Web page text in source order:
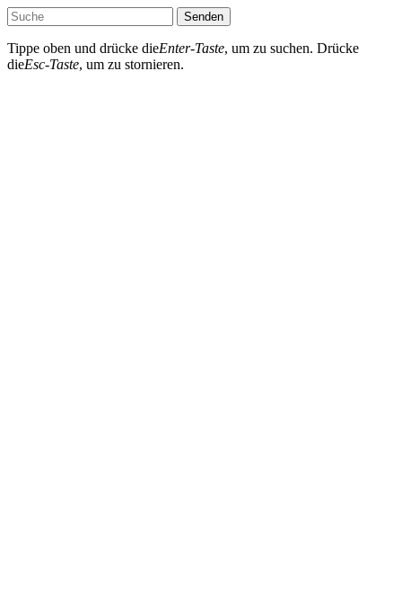
Senden
Tippe oben und drücke dieEnter-Taste, um zu suchen. Drücke
dieEsc-Taste, um zu stornieren.